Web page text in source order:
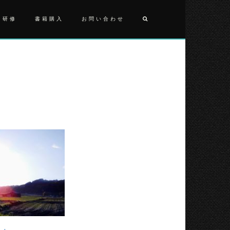
修 書籍購入 お問い合わせ
投
稿
ナ
ビ
ゲ
ー
シ
ョ
ン
明
日
香